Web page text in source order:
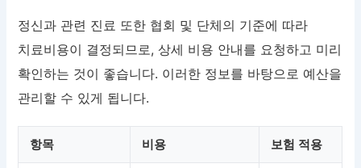
정신과 관련 진료 또한 협회 및 단체의 기준에 따라
치료비용이 결정되므로, 상세 비용 안내를 요청하고 미리
확인하는 것이 좋습니다. 이러한 정보를 바탕으로 예산을
관리할 수 있게 됩니다.
항목 비용 보험 적용